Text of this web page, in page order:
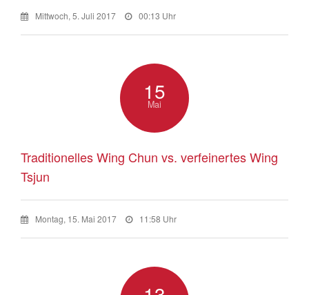
Mittwoch, 5. Juli 2017 00:13 Uhr
15
Mai
Traditionelles Wing Chun vs. verfeinertes Wing
Tsjun
Montag, 15. Mai 2017 11:58 Uhr